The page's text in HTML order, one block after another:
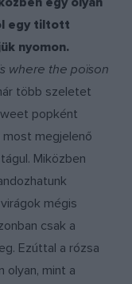
egy tiltott
nyomon.
where the poïson
több szeletet
popként
most megjelenő
Miközben
mégis
csak a
Ezúttal a rózsa
olyan, mint a